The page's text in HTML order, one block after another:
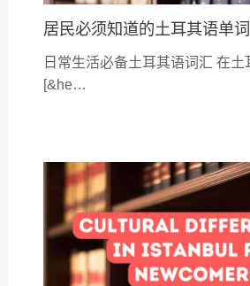
居民必须知道的土耳其语单词
日常生活必备土耳其语词汇 在土
[&he…